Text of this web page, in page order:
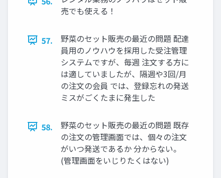
売でも使える！
57.
野菜のセット販売の最近の問題 配達
員用のノウハウを採用した受注管理
システムですが、毎週 注文する方に
は適していましたが、隔週や3回/月
の注文の会員 では、登録忘れの発送
ミスがごくたまに発生した
58.
野菜のセット販売の最近の問題 既存
の注文の管理画面では、個々の注文
がいつ発送であるか 分からない。
(管理画面をいじりたくはない)